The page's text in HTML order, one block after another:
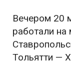
Вечером 20
работали на
Тольятти —